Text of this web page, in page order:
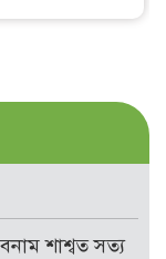
বনাম শাশ্বত সত্য